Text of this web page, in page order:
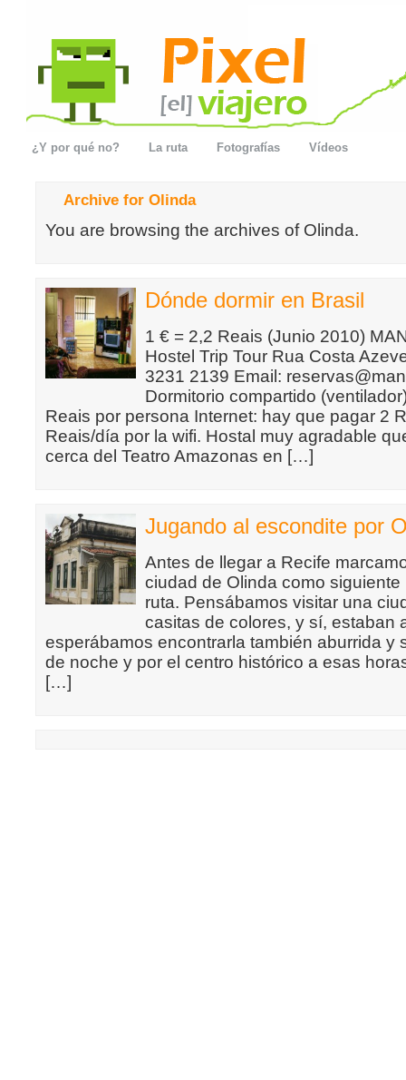
¿Y por qué no? La ruta Fotografías Vídeos
Archive for Olinda
You are browsing the archives of Olinda.
Dónde dormir en Brasil
1 € = 2,2 Reais (Junio 2010)
Hostel Trip Tour Rua Costa
3231 2139 Email:
Dormitorio compartido
Reais por persona Internet: hay que pagar 2
Reais/día por la wifi. Hostal muy agradable
cerca del Teatro Amazonas en […]
Jugando al escondite por
Antes de llegar a Recife
ciudad de Olinda como
ruta. Pensábamos visitar una
casitas de colores, y sí, estaban
esperábamos encontrarla también aburrida y
de noche y por el centro histórico a esas
[…]